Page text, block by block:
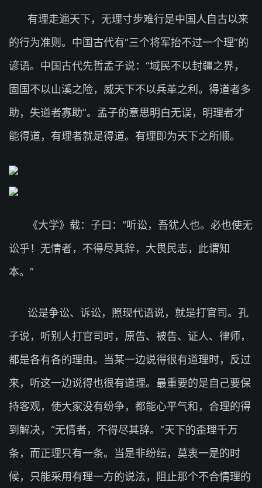
有理走遍天下，无理寸步难行是中国人自古以来
的行为准则。中国古代有“三个将军抬不过一个理”的
谚语。中国古代先哲孟子说：“域民不以封疆之界，
固国不以山溪之险，威天下不以兵革之利。得道者多
助，失道者寡助”。孟子的意思明白无误，明理者才
能得道，有理者就是得道。有理即为天下之所顺。
《大学》载：子曰：“听讼，吾犹人也。必也使无
讼乎！无情者，不得尽其辞，大畏民志，此谓知
本。”
讼是争讼、诉讼，照现代语说，就是打官司。孔
子说，听别人打官司时，原告、被告、证人、律师，
都是各有各的理由。当某一边说得很有道理时，反过
来，听这一边说得也很有道理。最重要的是自己要保
持客观，使大家没有纷争，都能心平气和，合理的得
到解决，“无情者，不得尽其辞。”天下的歪理千万
条，而正理只有一条。当是非纷纭，莫衷一是的时
候，只能采用有理一方的说法，阻止那个不合情理的